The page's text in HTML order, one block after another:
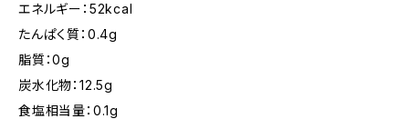
エネルギー：52kcal
たんぱく質：0.4g
脂質：0g
炭水化物：12.5g
食塩相当量：0.1g